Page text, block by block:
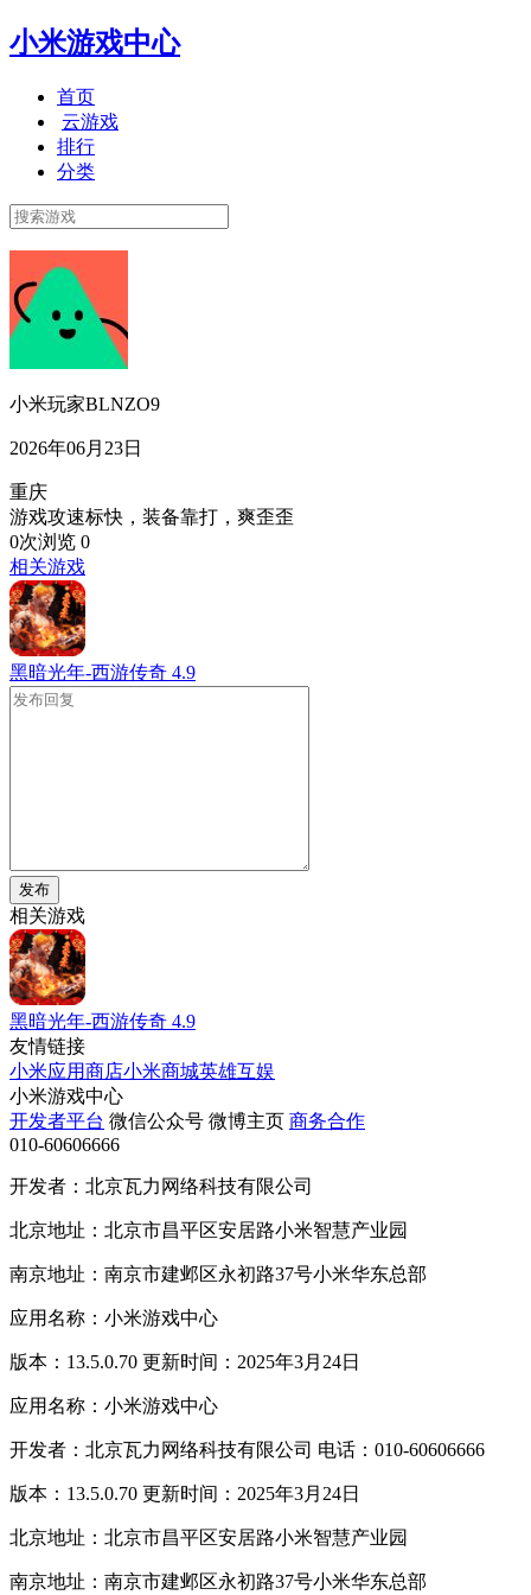
小米游戏中心
首页
云游戏
排行
分类
小米玩家BLNZO9
2026年06月23日
重庆
游戏攻速标快，装备靠打，爽歪歪
0次浏览 0
相关游戏
黑暗光年-西游传奇 4.9
发布
相关游戏
黑暗光年-西游传奇 4.9
友情链接
小米应用商店小米商城英雄互娱
小米游戏中心
开发者平台 微信公众号 微博主页 商务合作
010-60606666
开发者：北京瓦力网络科技有限公司
北京地址：北京市昌平区安居路小米智慧产业园
南京地址：南京市建邺区永初路37号小米华东总部
应用名称：小米游戏中心
版本：13.5.0.70 更新时间：2025年3月24日
应用名称：小米游戏中心
开发者：北京瓦力网络科技有限公司 电话：010-60606666
版本：13.5.0.70 更新时间：2025年3月24日
北京地址：北京市昌平区安居路小米智慧产业园
南京地址：南京市建邺区永初路37号小米华东总部